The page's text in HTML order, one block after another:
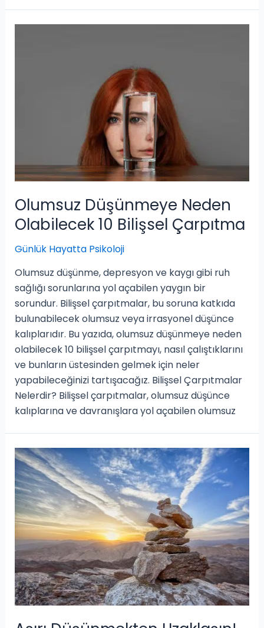
Olumsuz Düşünmeye Neden
Olabilecek 10 Bilişsel Çarpıtma
Günlük Hayatta Psikoloji
Olumsuz düşünme, depresyon ve kaygı gibi ruh
sağlığı sorunlarına yol açabilen yaygın bir
sorundur. Bilişsel çarpıtmalar, bu soruna katkıda
bulunabilecek olumsuz veya irrasyonel düşünce
kalıplarıdır. Bu yazıda, olumsuz düşünmeye neden
olabilecek 10 bilişsel çarpıtmayı, nasıl çalıştıklarını
ve bunların üstesinden gelmek için neler
yapabileceğinizi tartışacağız. Bilişsel Çarpıtmalar
Nelerdir? Bilişsel çarpıtmalar, olumsuz düşünce
kalıplarına ve davranışlara yol açabilen olumsuz